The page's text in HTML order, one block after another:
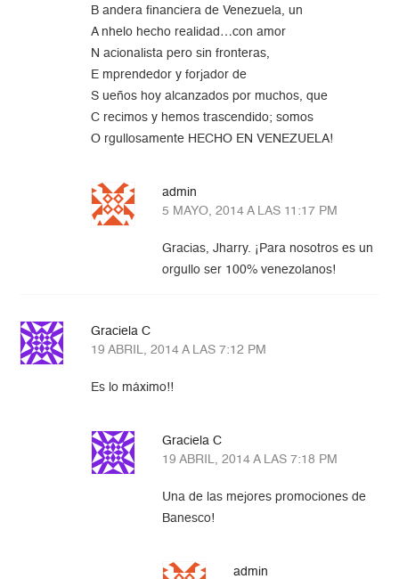
B andera financiera de Venezuela, un
A nhelo hecho realidad…con amor
N acionalista pero sin fronteras,
E mprendedor y forjador de
S ueños hoy alcanzados por muchos, que
C recimos y hemos trascendido; somos
O rgullosamente HECHO EN VENEZUELA!
admin
5 MAYO, 2014 A LAS 11:17 PM
Gracias, Jharry. ¡Para nosotros es un
orgullo ser 100% venezolanos!
Graciela C
19 ABRIL, 2014 A LAS 7:12 PM
Es lo máximo!!
Graciela C
19 ABRIL, 2014 A LAS 7:18 PM
Una de las mejores promociones de
Banesco!
admin